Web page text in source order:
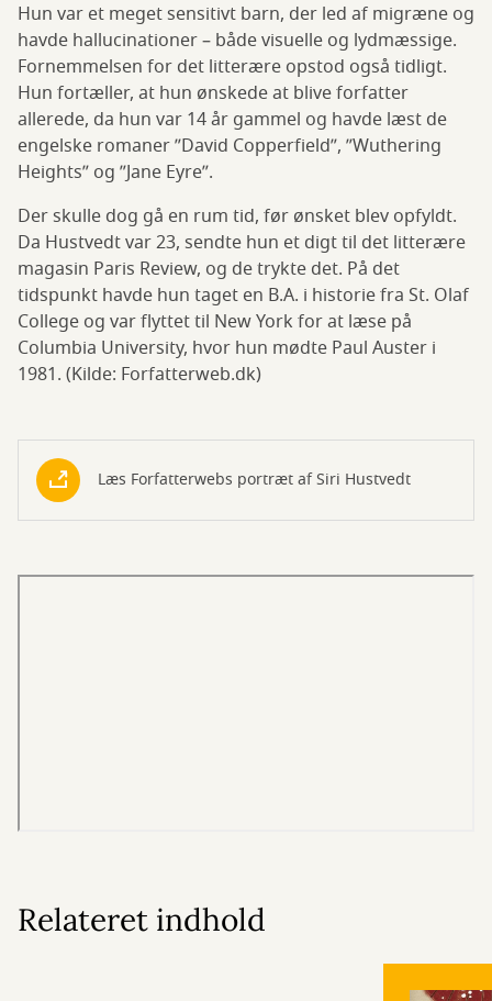
Hun var et meget sensitivt barn, der led af migræne og
havde hallucinationer – både visuelle og lydmæssige.
Fornemmelsen for det litterære opstod også tidligt.
Hun fortæller, at hun ønskede at blive forfatter
allerede, da hun var 14 år gammel og havde læst de
engelske romaner ”David Copperfield”, ”Wuthering
Heights” og ”Jane Eyre”.
Der skulle dog gå en rum tid, før ønsket blev opfyldt.
Da Hustvedt var 23, sendte hun et digt til det litterære
magasin Paris Review, og de trykte det. På det
tidspunkt havde hun taget en B.A. i historie fra St. Olaf
College og var flyttet til New York for at læse på
Columbia University, hvor hun mødte Paul Auster i
1981. (Kilde: Forfatterweb.dk)
Læs Forfatterwebs portræt af Siri Hustvedt
Relateret indhold